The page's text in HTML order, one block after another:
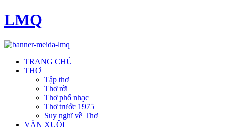
LMQ
TRANG CHỦ
THƠ
Tập thơ
Thơ rời
Thơ phổ nhạc
Thơ trước 1975
Suy nghĩ về Thơ
VĂN XUÔI